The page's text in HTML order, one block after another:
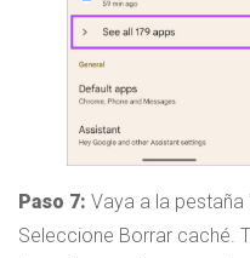
Paso 7: Vaya a la pestaña
Seleccione Borrar caché.